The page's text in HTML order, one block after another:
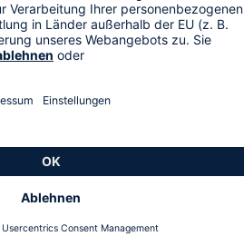
inkl. gesetzlicher MwSt., zzgl. Versandkosten.